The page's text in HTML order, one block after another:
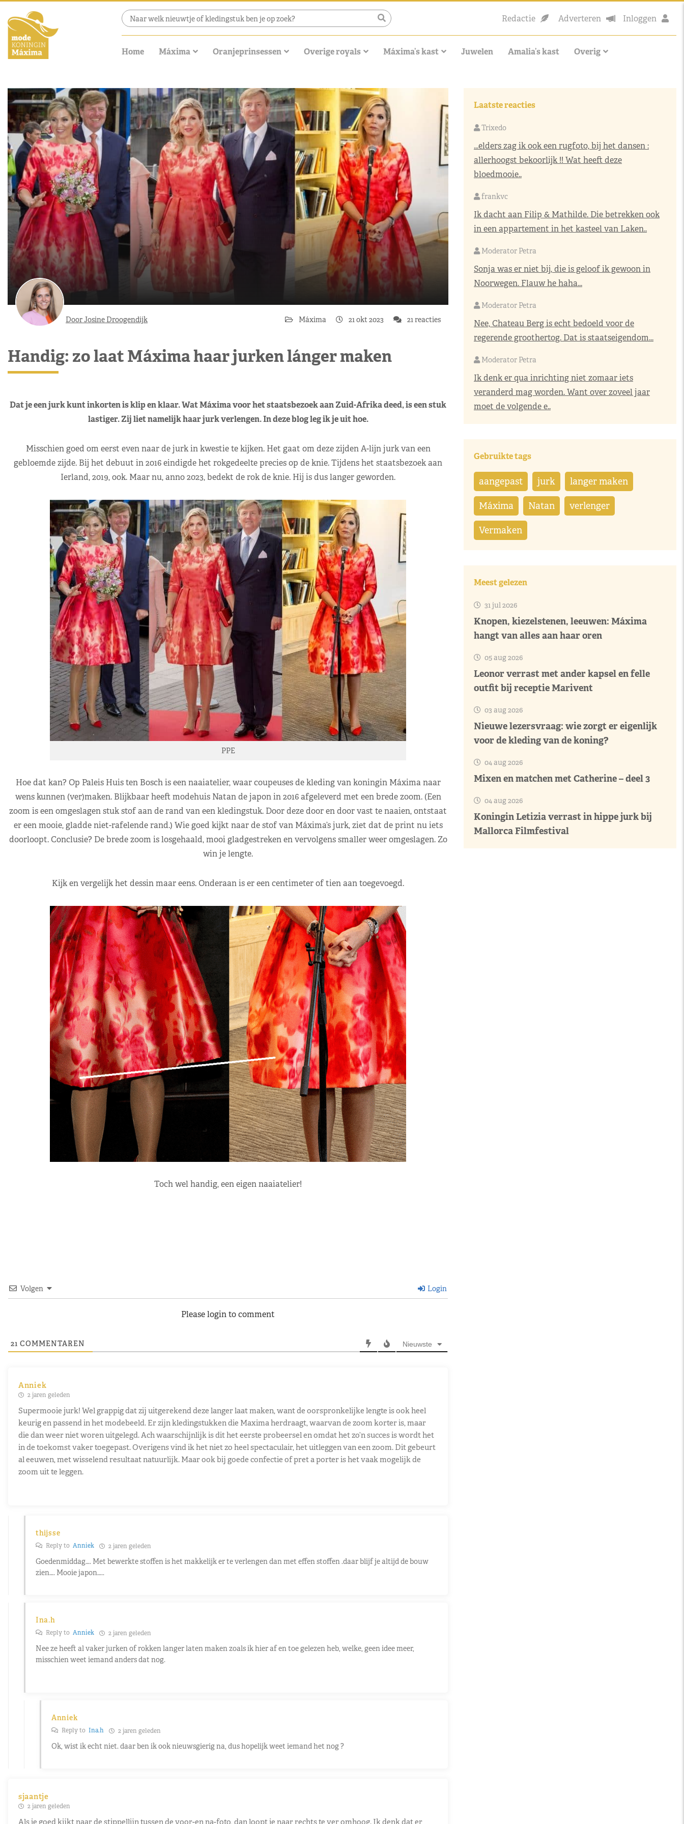
Redactie Adverteren Inloggen
Home Máxima Oranjeprinsessen Overige royals Máxima’s kast Juwelen Amalia’s kast Overig
Door Josine Droogendijk Máxima 21 okt 2023 21 reacties
Handig: zo laat Máxima haar jurken lánger maken
Dat je een jurk kunt inkorten is klip en klaar. Wat Máxima voor het staatsbezoek aan Zuid-Afrika deed, is een stuk
lastiger. Zij liet namelijk haar jurk verlengen. In deze blog leg ik je uit hoe.
Misschien goed om eerst even naar de jurk in kwestie te kijken. Het gaat om deze zijden A-lijn jurk van een
gebloemde zijde. Bij het debuut in 2016 eindigde het rokgedeelte precies op de knie. Tijdens het staatsbezoek aan
Ierland, 2019, ook. Maar nu, anno 2023, bedekt de rok de knie. Hij is dus langer geworden.
PPE
Hoe dat kan? Op Paleis Huis ten Bosch is een naaiatelier, waar coupeuses de kleding van koningin Máxima naar
wens kunnen (ver)maken. Blijkbaar heeft modehuis Natan de japon in 2016 afgeleverd met een brede zoom. (Een
zoom is een omgeslagen stuk stof aan de rand van een kledingstuk. Door deze door en door vast te naaien, ontstaat
er een mooie, gladde niet-rafelende rand.) Wie goed kijkt naar de stof van Máxima’s jurk, ziet dat de print nu iets
doorloopt. Conclusie? De brede zoom is losgehaald, mooi gladgestreken en vervolgens smaller weer omgeslagen. Zo
win je lengte.
Kijk en vergelijk het dessin maar eens. Onderaan is er een centimeter of tien aan toegevoegd.
Toch wel handig, een eigen naaiatelier!
Volgen Login
Please login to comment
21 COMMENTAREN Nieuwste
Anniek
2 jaren geleden
Supermooie jurk! Wel grappig dat zij uitgerekend deze langer laat maken, want de oorspronkelijke lengte is ook heel
keurig en passend in het modebeeld. Er zijn kledingstukken die Maxima herdraagt, waarvan de zoom korter is, maar
die dan weer niet woren uitgelegd. Ach waarschijnlijk is dit het eerste probeersel en omdat het zo’n succes is wordt het
in de toekomst vaker toegepast. Overigens vind ik het niet zo heel spectaculair, het uitleggen van een zoom. Dit gebeurt
al eeuwen, met wisselend resultaat natuurlijk. Maar ook bij goede confectie of pret a porter is het vaak mogelijk de
zoom uit te leggen.
thijsse
Reply to Anniek 2 jaren geleden
Goedenmiddag…. Met bewerkte stoffen is het makkelijk er te verlengen dan met effen stoffen .daar blijf je altijd de bouw
zien…. Mooie japon…..
Ina.h
Reply to Anniek 2 jaren geleden
Nee ze heeft al vaker jurken of rokken langer laten maken zoals ik hier af en toe gelezen heb, welke, geen idee meer,
misschien weet iemand anders dat nog.
Anniek
Reply to Ina.h 2 jaren geleden
Ok, wist ik echt niet. daar ben ik ook nieuwsgierig na, dus hopelijk weet iemand het nog ?
sjaantje
2 jaren geleden
Als je goed kijkt naar de stippellijn tussen de voor-en na-foto, dan loopt ie naar rechts te ver omhoog. Ik denk dat er
Laatste reacties
Trixedo
...elders zag ik ook een rugfoto, bij het dansen :
allerhoogst bekoorlijk !! Wat heeft deze
bloedmooie..
frankvc
Ik dacht aan Filip & Mathilde. Die betrekken ook
in een appartement in het kasteel van Laken..
Moderator Petra
Sonja was er niet bij, die is geloof ik gewoon in
Noorwegen. Flauw he haha...
Moderator Petra
Nee, Chateau Berg is echt bedoeld voor de
regerende groothertog. Dat is staatseigendom...
Moderator Petra
Ik denk er qua inrichting niet zomaar iets
veranderd mag worden. Want over zoveel jaar
moet de volgende e..
Gebruikte tags
aangepast jurk langer maken
Máxima Natan verlenger
Vermaken
Meest gelezen
31 jul 2026
Knopen, kiezelstenen, leeuwen: Máxima
hangt van alles aan haar oren
05 aug 2026
Leonor verrast met ander kapsel en felle
outfit bij receptie Marivent
03 aug 2026
Nieuwe lezersvraag: wie zorgt er eigenlijk
voor de kleding van de koning?
04 aug 2026
Mixen en matchen met Catherine – deel 3
04 aug 2026
Koningin Letizia verrast in hippe jurk bij
Mallorca Filmfestival